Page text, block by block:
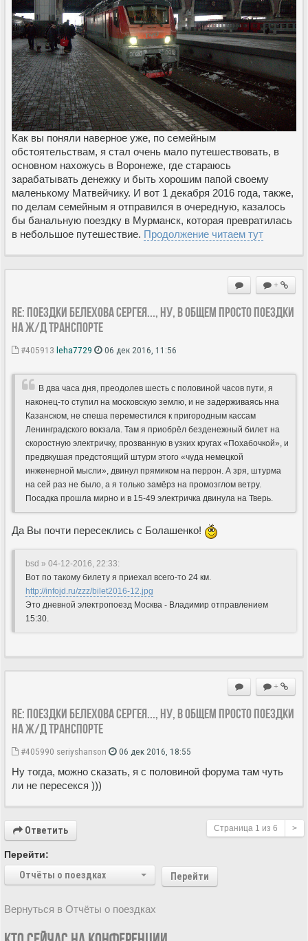
Как вы поняли наверное уже, по семейным
обстоятельствам, я стал очень мало путешествовать, в
основном нахожусь в Воронеже, где стараюсь
зарабатывать денежку и быть хорошим папой своему
маленькому Матвейчику. И вот 1 декабря 2016 года, также,
по делам семейным я отправился в очередную, казалось
бы банальную поездку в Мурманск, которая превратилась
в небольшое путешествие. Продолжение читаем тут
+
Re: Поездки Белехова Сергея..., ну, в общем просто поездки
на ж/д транспорте
#405913 leha7729 06 дек 2016, 11:56
В два часа дня, преодолев шесть с половиной часов пути, я
наконец-то ступил на московскую землю, и не задерживаясь нна
Казанском, не спеша переместился к пригородным кассам
Ленинградского вокзала. Там я приобрёл безденежный билет на
скоростную электричку, прозванную в узких кругах «Похабочкой», и
предвкушая предстоящий штурм этого «чуда немецкой
инженерной мысли», двинул прямиком на перрон. А зря, штурма
на сей раз не было, а я только замёрз на промозглом ветру.
Посадка прошла мирно и в 15-49 электричка двинула на Тверь.
Да Вы почти пересеклись с Болашенко!
bsd » 04-12-2016, 22:33:
Вот по такому билету я приехал всего-то 24 км.
http://infojd.ru/zzz/bilet2016-12.jpg
Это дневной электропоезд Москва - Владимир отправлением
15:30.
+
Re: Поездки Белехова Сергея..., ну, в общем просто поездки
на ж/д транспорте
#405990 seriyshanson 06 дек 2016, 18:55
Ну тогда, можно сказать, я с половиной форума там чуть
ли не пересекся )))
Ответить Страница 1 из 6 >
Перейти:
Отчёты о поездках
Перейти
Вернуться в Отчёты о поездках